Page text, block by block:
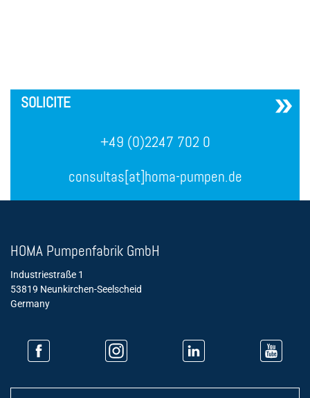
SOLICITE
+49 (0)2247 702 0
consultas[at]homa-pumpen.de
HOMA Pumpenfabrik GmbH
Industriestraße 1
53819 Neunkirchen-Seelscheid
Germany